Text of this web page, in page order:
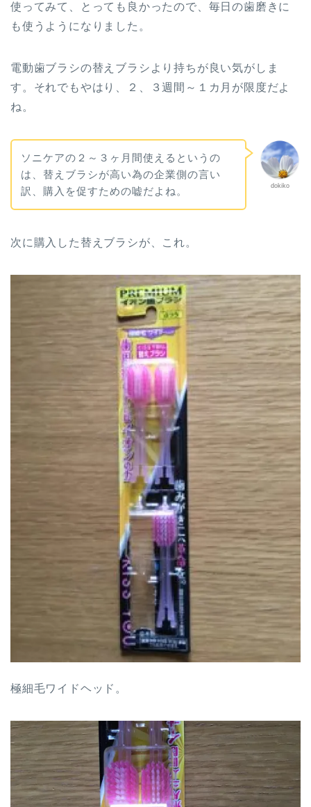
使ってみて、とっても良かったので、毎日の歯磨きに
も使うようになりました。
電動歯ブラシの替えブラシより持ちが良い気がしま
す。それでもやはり、２、３週間～１カ月が限度だよ
ね。
dokiko
ソニケアの２～３ヶ月間使えるというの
は、替えブラシが高い為の企業側の言い
訳、購入を促すための嘘だよね。
次に購入した替えブラシが、これ。
極細毛ワイドヘッド。